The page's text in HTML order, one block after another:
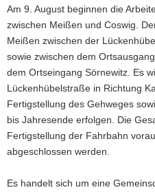
a
v
i
g
a
t
i
o
n
Am 9. August beginnen die
zwischen Meißen und Coswig.
Meißen zwischen der
sowie zwischen dem
dem Ortseingang Sörnewitz. Es
Lückenhübelstraße in Richtung
Fertigstellung des Gehweges
bis Jahresende erfolgen. Die
Fertigstellung der Fahrbahn
abgeschlossen werden.
Es handelt sich um eine